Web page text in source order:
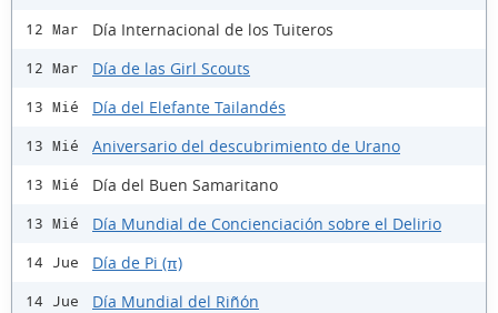
12 Mar Día Internacional de los Tuiteros
12 Mar Día de las Girl Scouts
13 Mié Día del Elefante Tailandés
13 Mié Aniversario del descubrimiento de Urano
13 Mié Día del Buen Samaritano
13 Mié Día Mundial de Concienciación sobre el Delirio
14 Jue Día de Pi (π)
14 Jue Día Mundial del Riñón